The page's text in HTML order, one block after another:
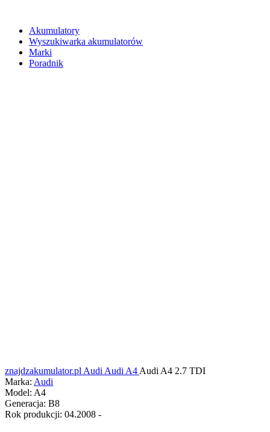
Akumulatory
Wyszukiwarka akumulatorów
Marki
Poradnik
znajdzakumulator.pl Audi Audi A4 Audi A4 2.7 TDI
Marka: Audi
Model: A4
Generacja: B8
Rok produkcji: 04.2008 -